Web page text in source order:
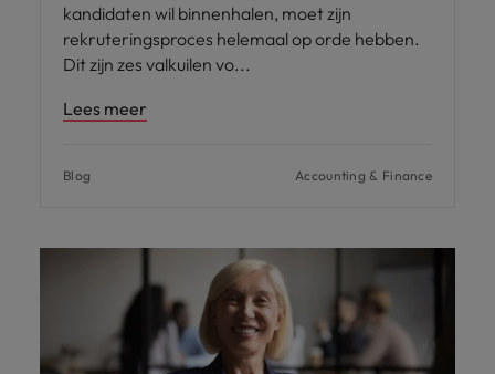
kandidaten wil binnenhalen, moet zijn
rekruteringsproces helemaal op orde hebben.
Dit zijn zes valkuilen vo
Lees meer
Blog Accounting & Finance